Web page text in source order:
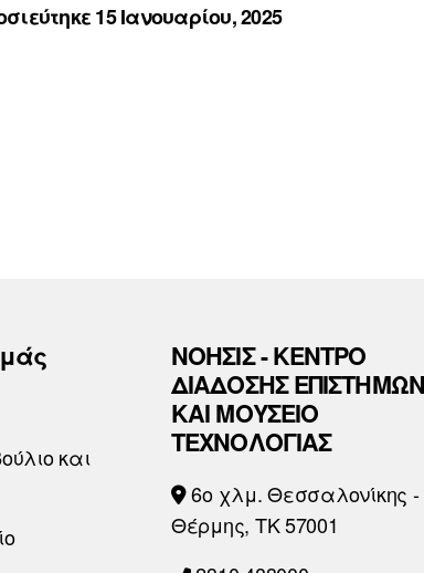
15 Ιανουαρίου, 2025
και
ΝΟΗΣΙΣ - ΚΕΝΤΡΟ
ΔΙΑΔΟΣΗΣ ΕΠΙΣΤΗΜΩΝ
ΚΑΙ ΜΟΥΣΕΙΟ
ΤΕΧΝΟΛΟΓΙΑΣ
6o χλμ. Θεσσαλονίκης -
Θέρμης, ΤΚ 57001